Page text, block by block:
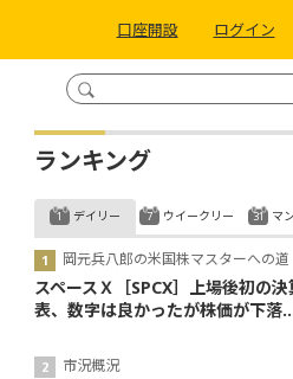
口座開設 ログイン
ランキング
デイリー
岡元兵八郎の米国株マスターへの道
スペースＸ［SPCX］上場後初の決
表、数字は良かったが株価が下落
市況概況
ウイークリー マ